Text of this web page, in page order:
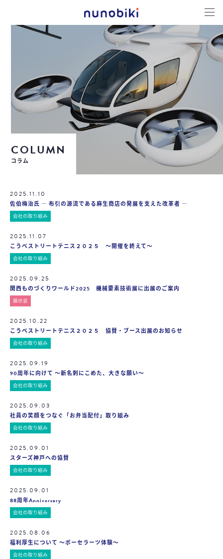
COLUMN
コラム
2025.11.10
佐伯梅治氏 ― 布引の源流である麻生商店の発展を支えた改革者 ―
会社の取り組み
2025.11.07
こうべストリートテニス２０２５ ～開催を終えて～
会社の取り組み
2025.09.25
関西ものづくりワールド2025 機械要素技術展に出展のご案内
展示会
2025.10.22
こうべストリートテニス２０２５ 協賛・ブース出展のお知らせ
会社の取り組み
2025.09.19
90周年に向けて ～新名刺にこめた、大きな願い～
会社の取り組み
2025.09.03
社員の笑顔をつなぐ「お弁当配付」取り組み
会社の取り組み
2025.09.01
スターズ神戸への協賛
会社の取り組み
2025.09.01
88周年Anniversary
会社の取り組み
2025.08.06
福利厚生について ～ポーセラーツ体験～
会社の取り組み